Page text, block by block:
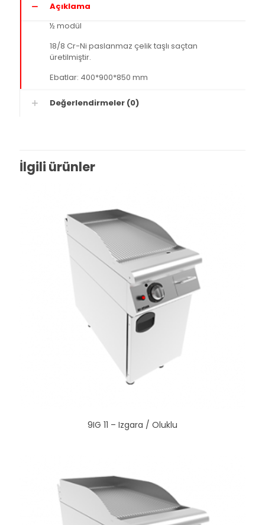
Açıklama
½ modül
18/8 Cr-Ni paslanmaz çelik taşlı saçtan
üretilmiştir.
Ebatlar: 400*900*850 mm
Değerlendirmeler (0)
İlgili ürünler
9IG 11 – Izgara / Oluklu